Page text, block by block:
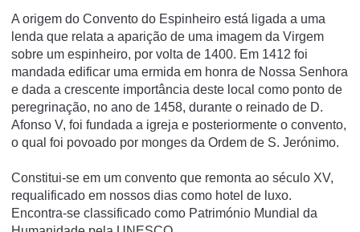
A origem do Convento do Espinheiro está ligada a uma
lenda que relata a aparição de uma imagem da Virgem
sobre um espinheiro, por volta de 1400. Em 1412 foi
mandada edificar uma ermida em honra de Nossa Senhora
e dada a crescente importância deste local como ponto de
peregrinação, no ano de 1458, durante o reinado de D.
Afonso V, foi fundada a igreja e posteriormente o convento,
o qual foi povoado por monges da Ordem de S. Jerónimo.
Constitui-se em um convento que remonta ao século XV,
requalificado em nossos dias como hotel de luxo.
Encontra-se classificado como Património Mundial da